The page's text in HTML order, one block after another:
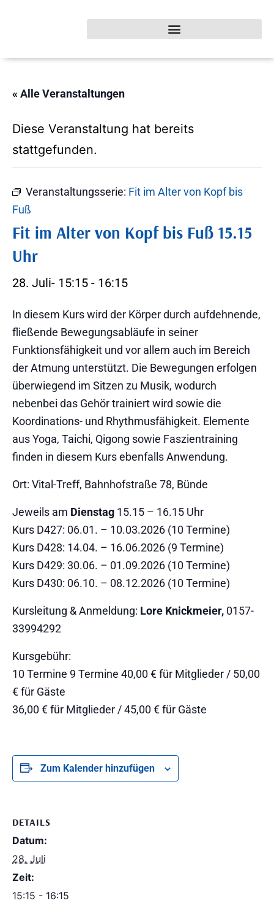
« Alle Veranstaltungen
Diese Veranstaltung hat bereits
stattgefunden.
Veranstaltungsserie: Fit im Alter von Kopf bis
Fuß
Fit im Alter von Kopf bis Fuß 15.15
Uhr
28. Juli- 15:15 - 16:15
In diesem Kurs wird der Körper durch aufdehnende,
fließende Bewegungsabläufe in seiner
Funktionsfähigkeit und vor allem auch im Bereich
der Atmung unterstützt. Die Bewegungen erfolgen
überwiegend im Sitzen zu Musik, wodurch
nebenbei das Gehör trainiert wird sowie die
Koordinations- und Rhythmusfähigkeit. Elemente
aus Yoga, Taichi, Qigong sowie Faszientraining
finden in diesem Kurs ebenfalls Anwendung.
Ort: Vital-Treff, Bahnhofstraße 78, Bünde
Jeweils am Dienstag 15.15 – 16.15 Uhr
Kurs D427: 06.01. – 10.03.2026 (10 Termine)
Kurs D428: 14.04. – 16.06.2026 (9 Termine)
Kurs D429: 30.06. – 01.09.2026 (10 Termine)
Kurs D430: 06.10. – 08.12.2026 (10 Termine)
Kursleitung & Anmeldung: Lore Knickmeier, 0157-
33994292
Kursgebühr:
10 Termine 9 Termine 40,00 € für Mitglieder / 50,00
€ für Gäste
36,00 € für Mitglieder / 45,00 € für Gäste
Zum Kalender hinzufügen
DETAILS
Datum:
28. Juli
Zeit:
15:15 - 16:15